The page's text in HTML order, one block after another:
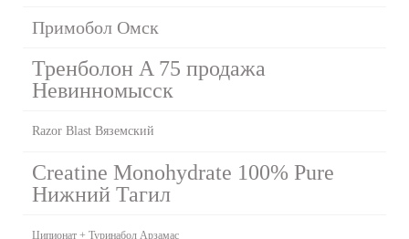
Примобол Омск
Тренболон A 75 продажа
Невинномысск
Razor Blast Вяземский
Creatine Monohydrate 100% Pure
Нижний Тагил
Ципионат + Туринабол Арзамас